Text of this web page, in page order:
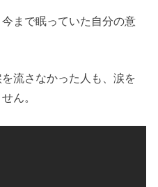
まで眠っていた自分の意
流さなかった人も、涙を
ん。